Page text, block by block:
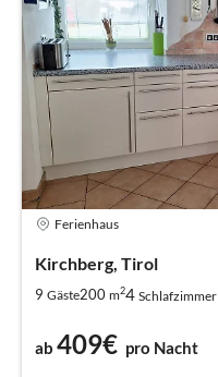
Ferienhaus
Kirchberg, Tirol
9 Gäste200 m24 Schlafzimmer
ab 409€ pro Nacht